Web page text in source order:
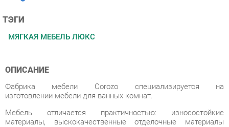
ОПИСАНИЕ
материалы, выскокачественные отделочные материалы
(многослойная эмаль, текстурированный ламинат,
модельный ряд - всё это позволит вам создать комплект под
размеры вашей ванной комнаты.